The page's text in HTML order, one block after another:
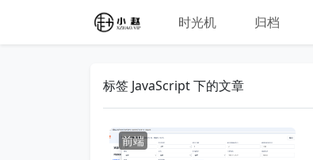
时光机 归档
标签 JavaScript 下的文章
前端